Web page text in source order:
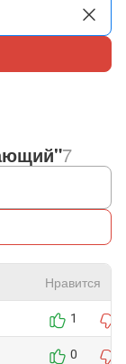
7
Нравится
1
0